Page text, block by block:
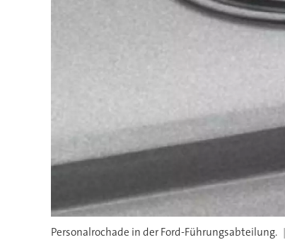
Personalrochade in der Ford-Führungsabteilung.